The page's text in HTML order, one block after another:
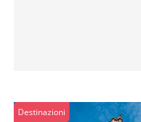
Destinazioni